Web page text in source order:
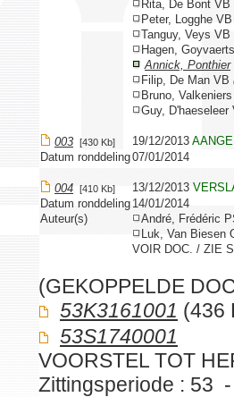
Rita, De Bont VB
Peter, Logghe
Tanguy, Veys VB
Hagen,
Annick, Ponthier
Filip, De Man VB
Bruno,
Guy,
003 [430 Kb] 19/12/2013
Datum ronddeling07/01/2014
004 [410 Kb] 13/12/2013
Datum ronddeling 14/01/2014
Auteur(s)
André, Frédéric
Luk, Van Biesen
VOIR DOC. / ZIE
(GEKOPPELDE
53K3161001 (436
53S1740001
VOORSTEL TOT
Zittingsperiode : 53